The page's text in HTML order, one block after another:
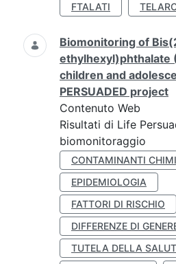
FTALATI
Biomonitoring of
ethylhexyl)phthalate
children and
PERSUADED project
Contenuto Web
Risultati di Life
biomonitoraggio
CONTAMINANTI
EPIDEMIOLOGIA
FATTORI DI RISCHIO
DIFFERENZE DI
TUTELA DELLA